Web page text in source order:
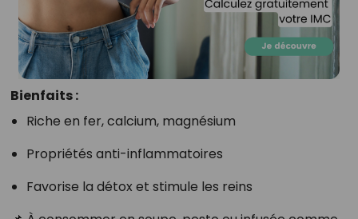
Bienfaits :
Riche en fer, calcium, magnésium
Propriétés anti-inflammatoires
Favorise la détox et stimule les reins